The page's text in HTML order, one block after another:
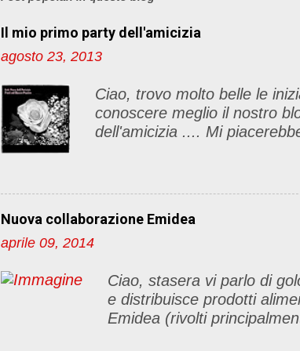
Il mio primo party dell'amicizia
agosto 23, 2013
Ciao, trovo molto belle le
conoscere meglio il nostro
dell'amicizia .... Mi
articolino per l'iniziativa.
http://
farò la lista) 4) Diventare
commento 5) Condividere
"party" termina il 25
Nuova collaborazione Emidea
aprile 09, 2014
Ciao, stasera vi parlo di
e distribuisce prodotti
Emidea (rivolti